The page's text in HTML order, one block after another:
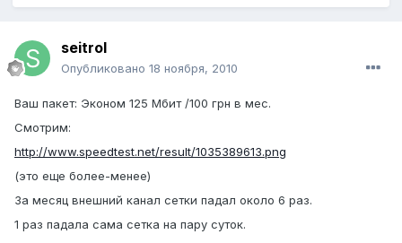
seitrol
Опубликовано 18 ноября, 2010
Ваш пакет: Эконом 125 Мбит /100 грн в мес.
Смотрим:
http://www.speedtest.net/result/1035389613.png
(это еще более-менее)
За месяц внешний канал сетки падал около 6 раз.
1 раз падала сама сетка на пару суток.